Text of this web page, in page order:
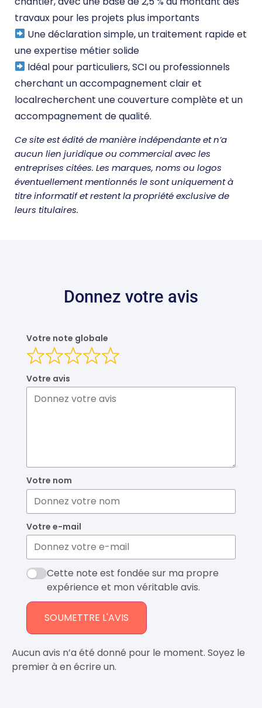
travaux pour les projets plus importants
Une déclaration simple, un traitement rapide et
une expertise métier solide
Idéal pour particuliers, SCI ou professionnels
cherchant un accompagnement clair et
localrecherchent une couverture complète et un
accompagnement de qualité.
Ce site est édité de manière indépendante et n’a
aucun lien juridique ou commercial avec les
entreprises citées. Les marques, noms ou logos
éventuellement mentionnés le sont uniquement à
titre informatif et restent la propriété exclusive de
leurs titulaires.
Donnez votre avis
Votre note globale
Votre avis
Votre nom
Votre e-mail
Cette note est fondée sur ma propre
expérience et mon véritable avis.
SOUMETTRE L'AVIS
Aucun avis n’a été donné pour le moment. Soyez le
premier à en écrire un.